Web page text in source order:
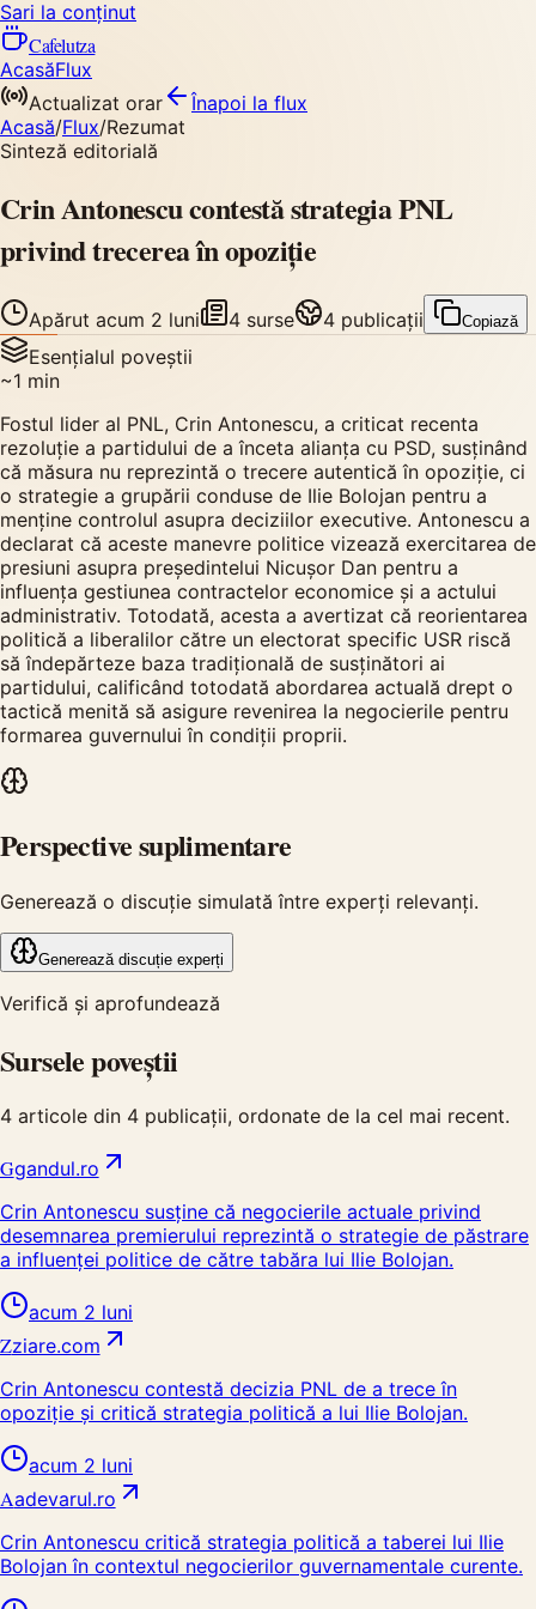
Sari la conținut
Cafelutza
AcasăFlux
Actualizat orar
Înapoi la flux
Acasă/Flux/Rezumat
Sinteză editorială
Crin Antonescu contestă strategia PNL
privind trecerea în opoziție
Apărut acum 2 luni 4 surse 4 publicații Copiază
Esențialul poveștii
~1 min
Fostul lider al PNL, Crin Antonescu, a criticat recenta
rezoluție a partidului de a înceta alianța cu PSD, susținând
că măsura nu reprezintă o trecere autentică în opoziție, ci
o strategie a grupării conduse de Ilie Bolojan pentru a
menține controlul asupra deciziilor executive. Antonescu a
declarat că aceste manevre politice vizează exercitarea de
presiuni asupra președintelui Nicușor Dan pentru a
influența gestiunea contractelor economice și a actului
administrativ. Totodată, acesta a avertizat că reorientarea
politică a liberalilor către un electorat specific USR riscă
să îndepărteze baza tradițională de susținători ai
partidului, calificând totodată abordarea actuală drept o
tactică menită să asigure revenirea la negocierile pentru
formarea guvernului în condiții proprii.
Perspective suplimentare
Generează o discuție simulată între experți relevanți.
Generează discuție experți
Verifică și aprofundează
Sursele poveștii
4 articole din 4 publicații, ordonate de la cel mai recent.
Ggandul.ro
Crin Antonescu susține că negocierile actuale privind
desemnarea premierului reprezintă o strategie de păstrare
a influenței politice de către tabăra lui Ilie Bolojan.
acum 2 luni
Zziare.com
Crin Antonescu contestă decizia PNL de a trece în
opoziție și critică strategia politică a lui Ilie Bolojan.
acum 2 luni
Aadevarul.ro
Crin Antonescu critică strategia politică a taberei lui Ilie
Bolojan în contextul negocierilor guvernamentale curente.